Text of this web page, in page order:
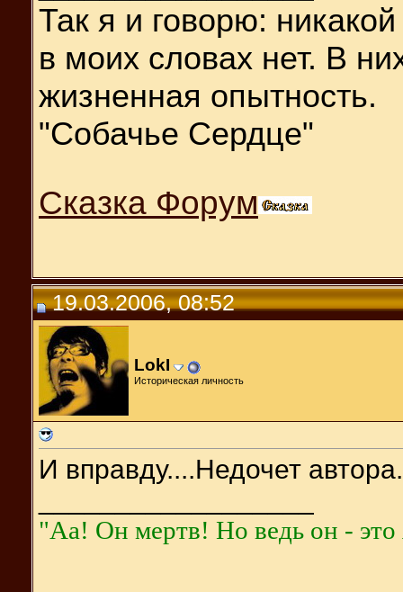
Так я и говорю:
в моих словах нет. В
жизненная опытность.
"Собачье Сердце"
Сказка Форум
19.03.2006, 08:52
LokI
Историческая личность
И вправду....Недочет
"Aa! Он мертв! Но ведь он -